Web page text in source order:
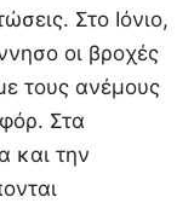
Στο Ιόνιο,
οι βροχές
τους ανέμους
Στα
και την